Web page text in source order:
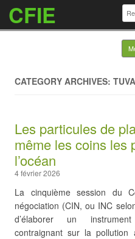
CFIE
CATEGORY ARCHIVES:
Les particules de
même les coins les
l’océan
4 février 2026
La cinquième session du
négociation (CIN, ou INC
d’élaborer un
contraignant sur la